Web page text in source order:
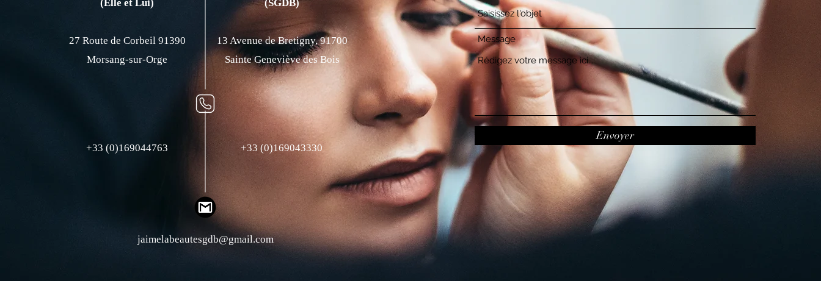
(Elle et Lui)
27 Route de Corbeil 91390
Morsang-sur-Orge
(SGDB)
13 Avenue de Bretigny, 91700
Sainte Geneviève des Bois
+33 (0)169044763 +33 (0)169043330
jaimelabeautesgdb@gmail.com
Message
Envoyer